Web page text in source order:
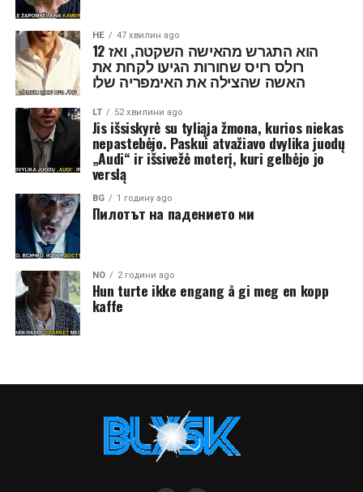
HE 47 хвилин ago
הוא התגרש מהאישה השקטה, ואז 12
רולס רויס שחורות הגיעו לקחת את
האשה שהצילה את האימפריה שלו
LT 52 хвилини ago
Jis išsiskyrė su tyliąja žmona, kurios niekas
nepastebėjo. Paskui atvažiavo dvylika juodų
„Audi“ ir išsivežė moterį, kuri gelbėjo jo
verslą
BG 1 годину ago
Пилотът на падението ми
NO 2 години ago
Hun turte ikke engang å gi meg en kopp
kaffe